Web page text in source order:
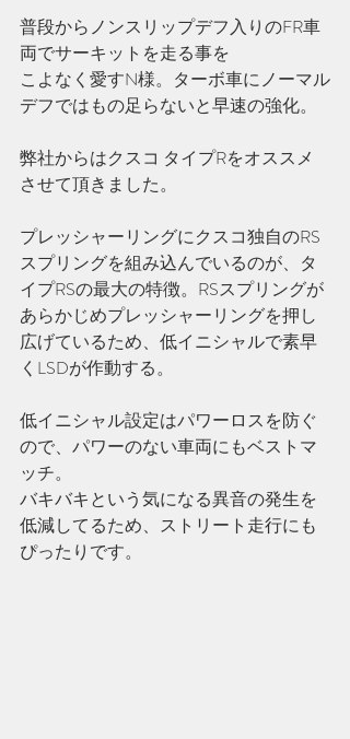
普段からノンスリップデフ入りのFR車
両でサーキットを走る事を
こよなく愛すN様。ターボ車にノーマル
デフではもの足らないと早速の強化。
弊社からはクスコ タイプRをオススメ
させて頂きました。
プレッシャーリングにクスコ独自のRS
スプリングを組み込んでいるのが、タ
イプRSの最大の特徴。RSスプリングが
あらかじめプレッシャーリングを押し
広げているため、低イニシャルで素早
くLSDが作動する。
低イニシャル設定はパワーロスを防ぐ
ので、パワーのない車両にもベストマ
ッチ。
バキバキという気になる異音の発生を
低減してるため、ストリート走行にも
ぴったりです。